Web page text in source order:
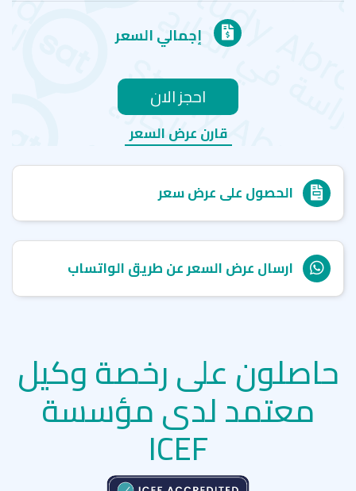
إجمالي السعر
احجز الان
قارن عرض السعر
الحصول على عرض سعر
ارسال عرض السعر عن طريق الواتساب
حاصلون على رخصة وكيل
معتمد لدى مؤسسة
ICEF